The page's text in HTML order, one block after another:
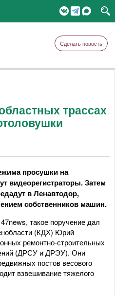
Сделать новость
трассах
просушки на
видеорегистраторы. Затем
в Ленавтодор,
собственников машин.
такое поручение дал
(КДХ) Юрий
ремонтно-строительных
(ДРСУ и ДРЭУ). Они
постов весового
взвешивание тяжелого